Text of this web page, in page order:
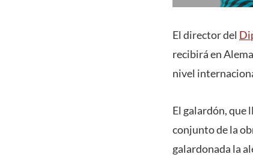
El director del
recibirá en
nivel
El galardón, que
conjunto de la
galardonada la